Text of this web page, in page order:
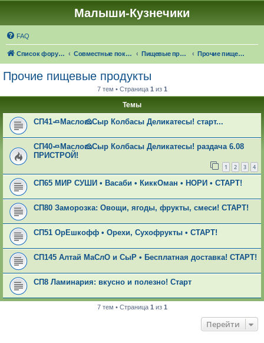
Малыши-Кузнечики
FAQ
Список форумов Совместные покупки "Малыши-Кузнечики" Пищевые продукты: 🍁☔🎓 ЧЕРЕЗ 21 ДЕНЬ НАСТУПИТ ОСЕНЬ! Прочие пищевые продукты
Прочие пищевые продукты
7 тем • Страница 1 из 1
Темы
СП41🧈Масло🧀Сыр Колбасы Деликатесы! старт...
СП40🧈Масло🧀Сыр Колбасы Деликатесы! раздача 6.08
ПРИСТРОЙ!
1 2 3 4
СП65 МИР СУШИ • Васаби • КиккОман • НОРИ • СТАРТ!
СП80 Заморозка: Овощи, ягоды, фрукты, смеси! СТАРТ!
СП51 ОрЕшкофф • Орехи, Сухофрукты • СТАРТ!
СП145 Алтай МаСлО и СыР • Бесплатная доставка! СТАРТ!
СП8 Ламинария: вкусно и полезно! Старт
7 тем • Страница 1 из 1
Перейти